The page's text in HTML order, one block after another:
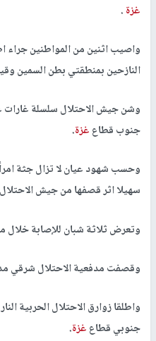
غزة.
واصيب اثنين من المواطنين جراء
النازحين بمنطقتي بطن السمين
وشن جيش الاحتلال سلسلة
جنوب قطاعغزة.
وحسب شهود عيان لا تزال جثة
سهيلا اثر قصفها من جيش
وتعرض ثلاثة شبان للإصابة خلال
وقصفت مدفعية الاحتلال شرقي
واطلقا زوارق الاحتلال الحربية
جنوبي قطاعغزة.